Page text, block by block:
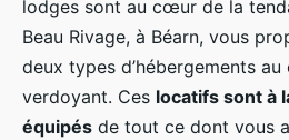
lodges sont au cœur de la
Beau Rivage, à Béarn, vous
deux types d’hébergements
verdoyant. Ces locatifs sont à
équipés de tout ce dont vous